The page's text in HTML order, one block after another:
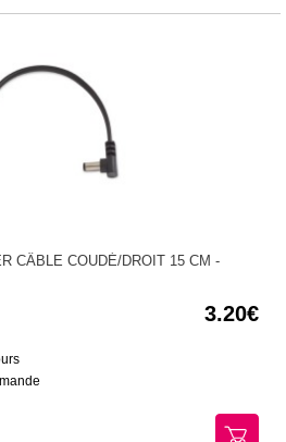
CÂBLE COUDÉ/DROIT 15 CM -
3.20